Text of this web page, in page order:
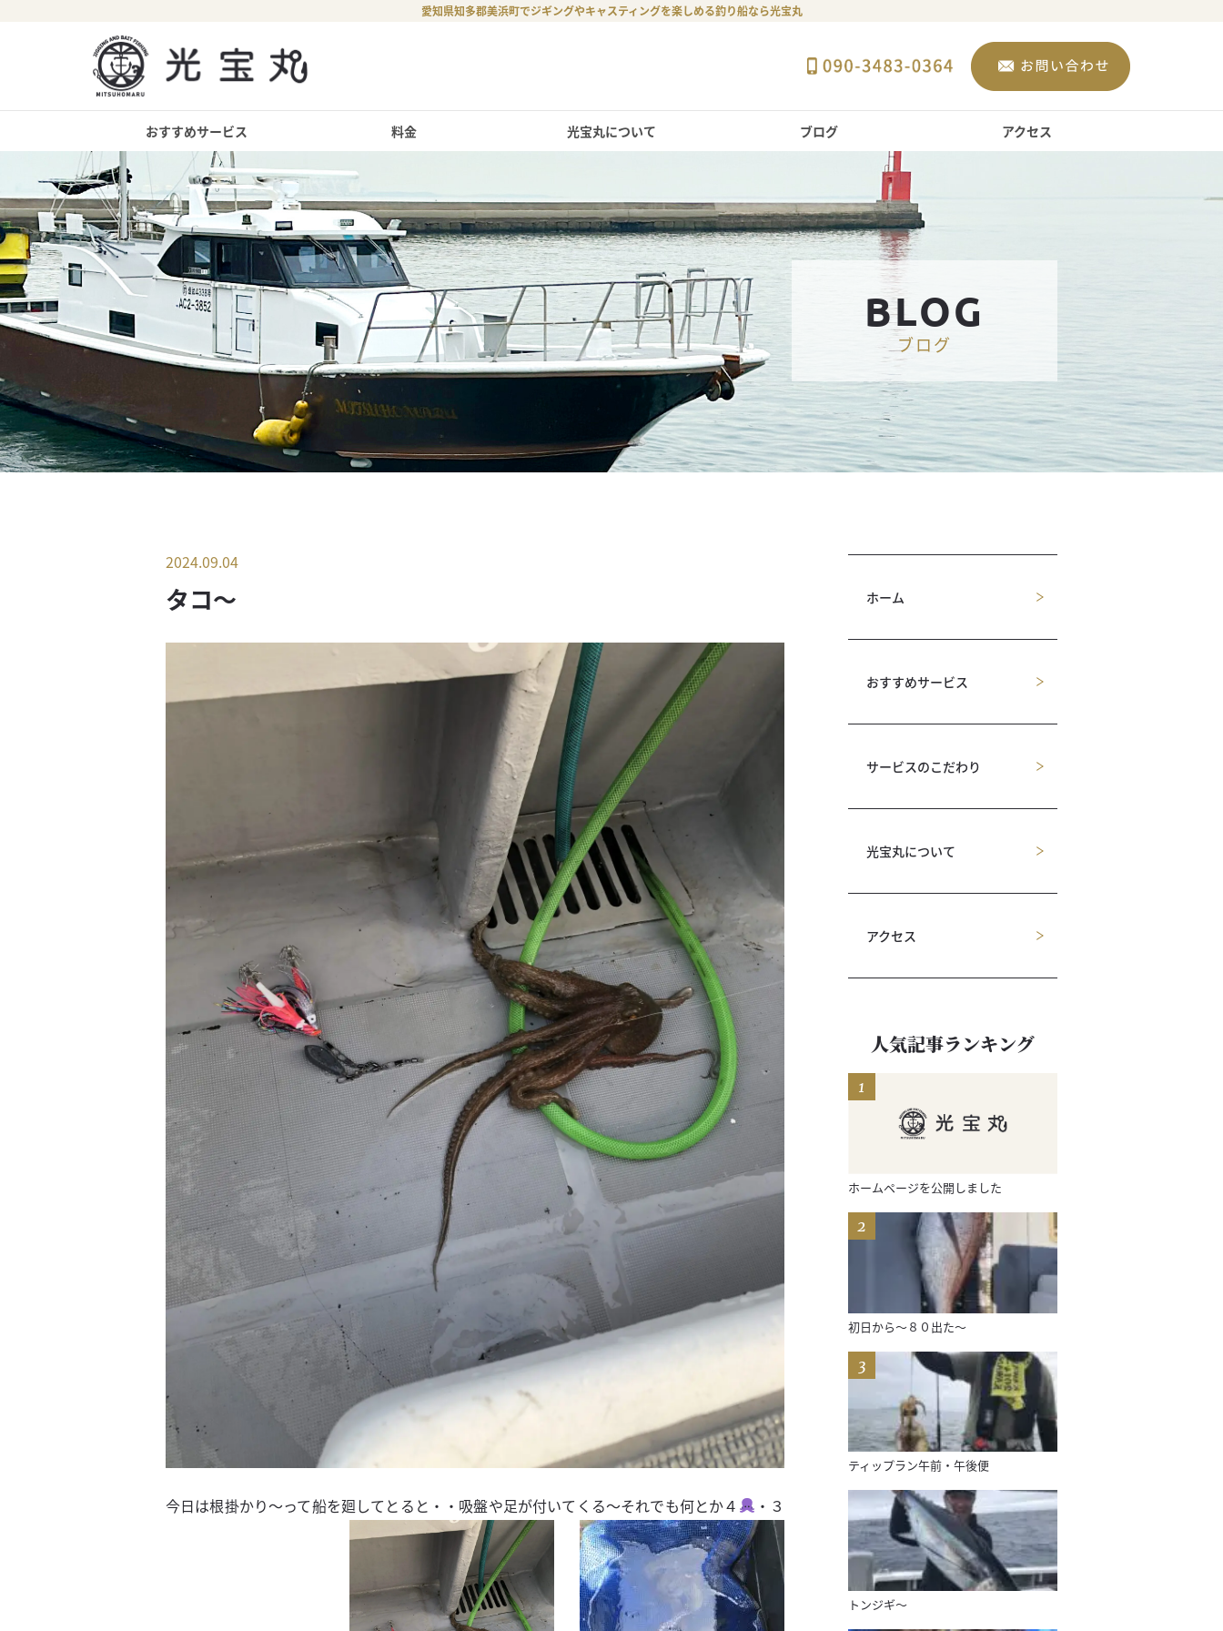
愛知県知多郡美浜町でジギングやキャスティングを楽しめる釣り船なら光宝丸
おすすめサービス 料金 光宝丸について ブログ アクセス
BLOG
ブログ
2024.09.04
タコ〜
今日は根掛かり〜って船を廻してとると・・吸盤や足が付いてくる〜それでも何とか４ ・３
ホーム
おすすめサービス
サービスのこだわり
光宝丸について
アクセス
人気記事ランキング
ホームページを公開しました
初日から〜８０出た〜
ティップラン午前・午後便
トンジギ〜